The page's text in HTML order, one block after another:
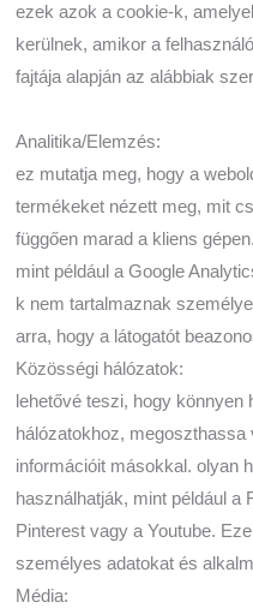
ezek azok a cookie-k,
kerülnek, amikor a
fajtája alapján az alábbiak
Analitika/Elemzés:
ez mutatja meg, hogy a
termékeket nézett meg, mit
függően marad a kliens
mint például a Google
k nem tartalmaznak
arra, hogy a látogatót
Közösségi hálózatok:
lehetővé teszi, hogy könnyen
hálózatokhoz,
információit másokkal. olyan
használhatják, mint például a
Pinterest vagy a Youtube.
személyes adatokat és
Média: